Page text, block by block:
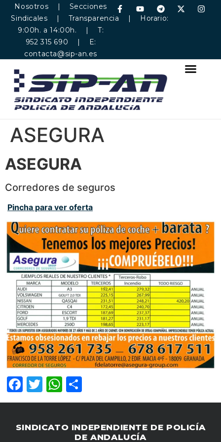
Nosotros | Secciones
Sindicales | Transparencia | Horario:
9:00h. a 14:00h. | T:
952 315 690 | E:
contacta@sip-an.es
ASEGURA
ASEGURA
Corredores de seguros
Pincha para ver oferta
Facebook
TwitterWhatsApp
SINDICATO INDEPENDIENTE DE POLICÍA
DE ANDALUCÍA